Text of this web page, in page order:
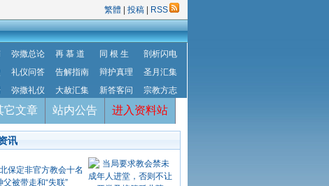
繁體 投稿 RSS
弥撒总论 再 慕 道 同 根 生
剖析闪电
礼仪问答 告解指南 辩护真理
圣月汇集
弥撒礼仪 大赦汇集 新答客问 宗教方志
它文章 站内公告 进入资料站
讯